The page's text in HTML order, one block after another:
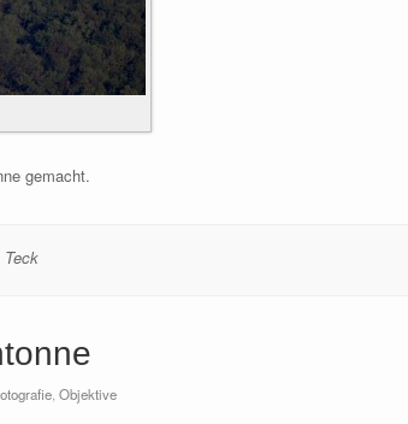
gemacht.
Teck
, Objektive